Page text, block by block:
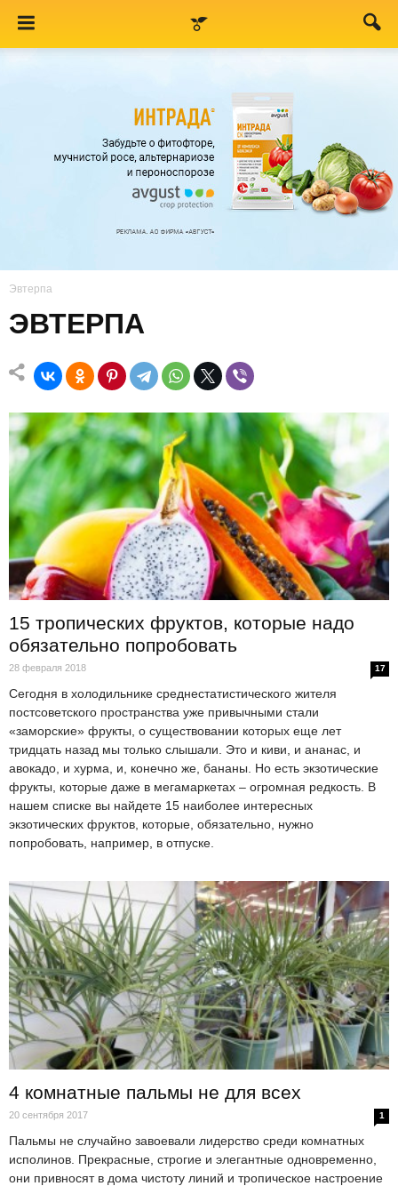
Эвтерпа
ЭВТЕРПА
15 тропических фруктов, которые надо
обязательно попробовать
28 февраля 2018 17
Сегодня в холодильнике среднестатистического жителя
постсоветского пространства уже привычными стали
«заморские» фрукты, о существовании которых еще лет
тридцать назад мы только слышали. Это и киви, и ананас, и
авокадо, и хурма, и, конечно же, бананы. Но есть экзотические
фрукты, которые даже в мегамаркетах – огромная редкость. В
нашем списке вы найдете 15 наиболее интересных
экзотических фруктов, которые, обязательно, нужно
попробовать, например, в отпуске.
4 комнатные пальмы не для всех
20 сентября 2017 1
Пальмы не случайно завоевали лидерство среди комнатных
исполинов. Прекрасные, строгие и элегантные одновременно,
они привносят в дома чистоту линий и тропическое настроение